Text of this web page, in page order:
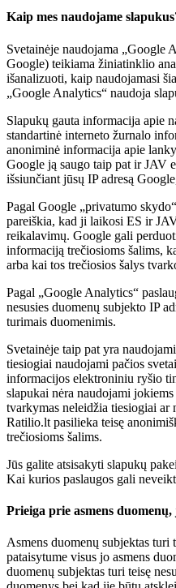
Kaip mes naudojame
Svetainėje naudojama „Google
Google) teikiama žiniatinklio
išanalizuoti, kaip naudojamasi
„Google Analytics“ naudoja
Slapukų gauta informacija apie
standartinė interneto žurnalo
anoniminė informacija apie
Google ją saugo taip pat ir JAV
išsiunčiant jūsų IP adresą
Pagal Google „privatumo
pareiškia, kad ji laikosi ES ir
reikalavimų. Google gali
informaciją trečiosioms šalims,
arba kai tos trečiosios šalys
Pagal „Google Analytics“
nesusies duomenų subjekto IP
turimais duomenimis.
Svetainėje taip pat yra
tiesiogiai naudojami pačios
informacijos elektroniniu ryšio
slapukai nėra naudojami
tvarkymas neleidžia tiesiogiai ar
Ratilio.lt pasilieka teisę
trečiosioms šalims.
Jūs galite atsisakyti slapukų
Kai kurios paslaugos gali
Prieiga prie asmens
Asmens duomenų subjektas turi
pataisytume visus jo asmens
duomenų subjektas turi teisę